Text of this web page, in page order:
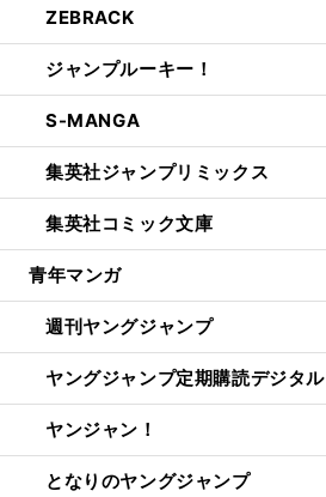
ZEBRACK
ジャンプルーキー！
S-MANGA
集英社ジャンプリミックス
集英社コミック文庫
青年マンガ
週刊ヤングジャンプ
ヤングジャンプ定期購読デジタル
ヤンジャン！
となりのヤングジャンプ